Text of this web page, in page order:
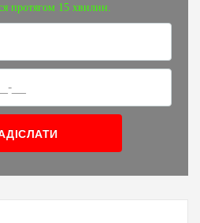
протягом 15 хвилин.